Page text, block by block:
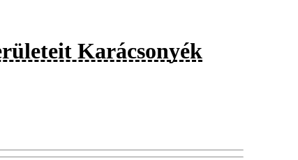
Karácsonyék